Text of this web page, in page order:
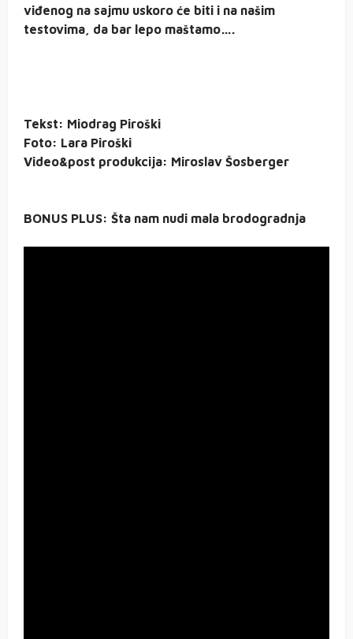
viđenog na sajmu uskoro će biti i na našim
testovima, da bar lepo maštamo….
Tekst: Miodrag Piroški
Foto: Lara Piroški
Video&post produkcija: Miroslav Šosberger
BONUS PLUS: Šta nam nudi mala brodogradnja